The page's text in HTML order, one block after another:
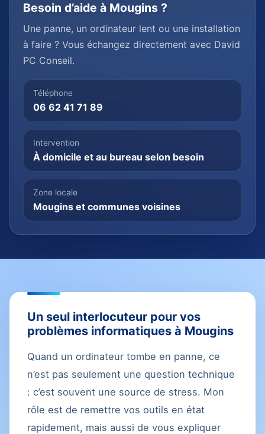
Besoin d’aide à Mougins ?
Une panne, un ordinateur lent ou une installation
à faire ? Vous échangez directement avec David
PC Conseil.
Téléphone
06 62 41 71 89
Intervention
À domicile et au bureau selon besoin
Zone locale
Mougins et communes voisines
Un seul interlocuteur pour vos
problèmes informatiques à Mougins
Quand un ordinateur tombe en panne, ce
n’est pas seulement une question technique
: c’est souvent une source de stress. Mon
rôle est de remettre vos outils en état
rapidement, mais aussi de vous expliquer